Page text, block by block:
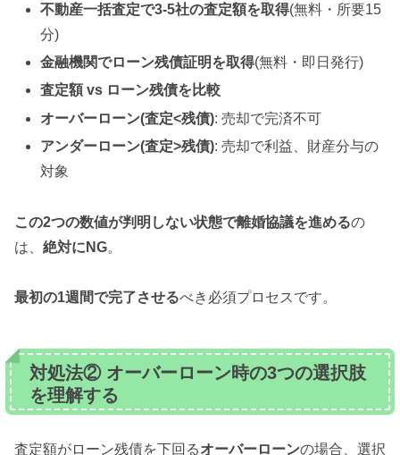
不動産一括査定で3-5社の査定額を取得(無料・所要15
分)
金融機関でローン残債証明を取得(無料・即日発行)
査定額 vs ローン残債を比較
オーバーローン(査定<残債): 売却で完済不可
アンダーローン(査定>残債): 売却で利益、財産分与の
対象
この2つの数値が判明しない状態で離婚協議を進めるの
は、 絶対にNG。
最初の1週間で完了させるべき必須プロセスです。
対処法② オーバーローン時の3つの選択肢
を理解する
査定額がローン残債を下回るオーバーローンの場合、選択